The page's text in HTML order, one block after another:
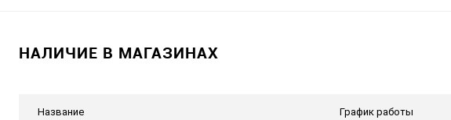
НАЛИЧИЕ В МАГАЗИНАХ
Название График работы